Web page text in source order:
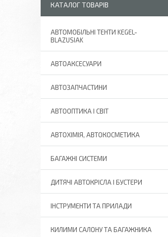
КАТАЛОГ ТОВАРІВ
АВТОМОБІЛЬНІ ТЕНТИ KEGEL-
BLAZUSIAK
АВТОАКСЕСУАРИ
АВТОЗАПЧАСТИНИ
АВТООПТИКА І СВІТ
АВТОХІМІЯ, АВТОКОСМЕТИКА
БАГАЖНІ СИСТЕМИ
ДИТЯЧІ АВТОКРІСЛА І БУСТЕРИ
ІНСТРУМЕНТИ ТА ПРИЛАДИ
КИЛИМИ САЛОНУ ТА БАГАЖНИКА